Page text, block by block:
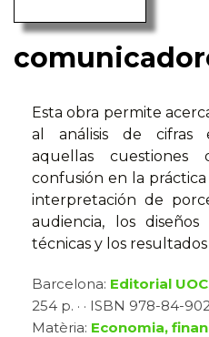
Esta obra permite
al análisis de cifras
aquellas cuestiones
confusión en la
interpretación de
audiencia, los
técnicas y los
Barcelona: Editorial
254 p. · · ISBN 978-84-
Matèria: Economia,